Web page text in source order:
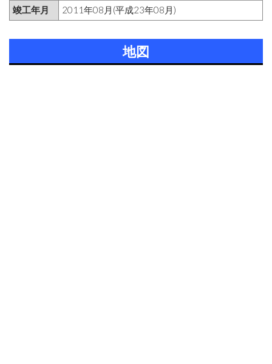
竣工年月
2011年08月(平成23年08月)
地図